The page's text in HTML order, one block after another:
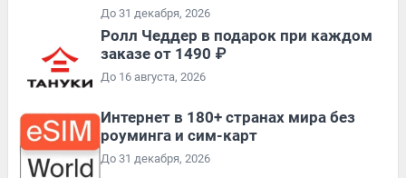
До 31 декабря, 2026
Ролл Чеддер в подарок при каждом
заказе от 1490 ₽
До 16 августа, 2026
Интернет в 180+ странах мира без
роуминга и сим-карт
До 31 декабря, 2026